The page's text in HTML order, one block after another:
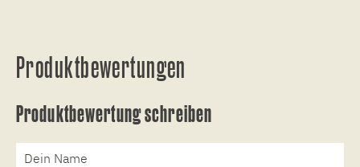
Produktbewertungen
Produktbewertung schreiben